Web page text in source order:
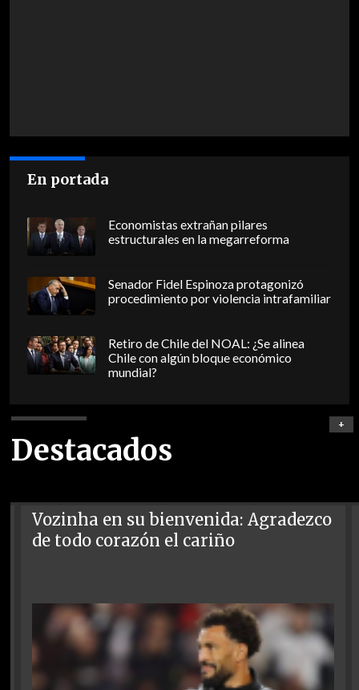
En portada
Economistas extrañan pilares
estructurales en la megarreforma
Senador Fidel Espinoza protagonizó
procedimiento por violencia intrafamiliar
Retiro de Chile del NOAL: ¿Se alinea
Chile con algún bloque económico
mundial?
Destacados
+
Vozinha en su bienvenida: Agradezco
de todo corazón el cariño